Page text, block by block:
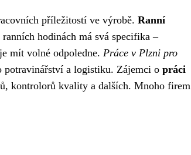
příležitostí ve výrobě. Ranní
hodinách má svá specifika –
mít volné odpoledne. Práce v Plzni pro
potravinářství a logistiku. Zájemci o práci
kontrolorů kvality a dalších. Mnoho firem